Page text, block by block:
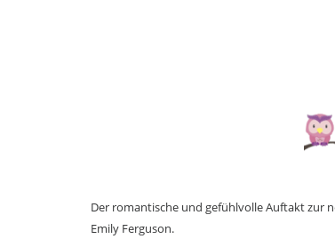
Der romantische und gefühlvolle Auftakt zur
Emily Ferguson.